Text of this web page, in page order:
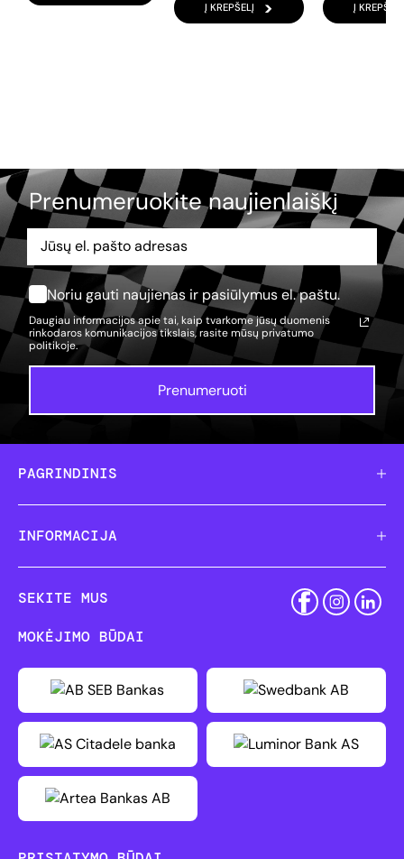
Į KREPŠELĮ Į KREPŠELĮ
Prenumeruokite naujienlaiškį
Noriu gauti naujienas ir pasiūlymus el. paštu.
Daugiau informacijos apie tai, kaip tvarkome jūsų duomenis
rinkodaros komunikacijos tikslais, rasite mūsų privatumo
politikoje.
Prenumeruoti
PAGRINDINIS
INFORMACIJA
SEKITE MUS
MOKĖJIMO BŪDAI